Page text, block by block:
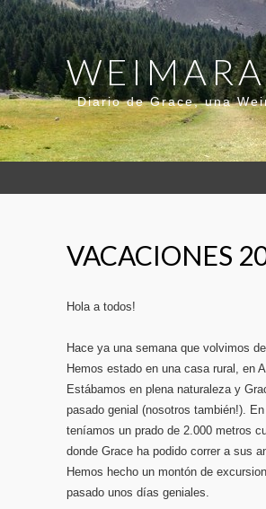
Diario de Grace, una
VACACIONES
Hola a todos!
Hace ya una semana que volvimos
Hemos estado en una casa rural, en
Estábamos en plena naturaleza y
pasado genial (nosotros también!).
teníamos un prado de 2.000 metros
donde Grace ha podido correr a sus
Hemos hecho un montón de
pasado unos días geniales.